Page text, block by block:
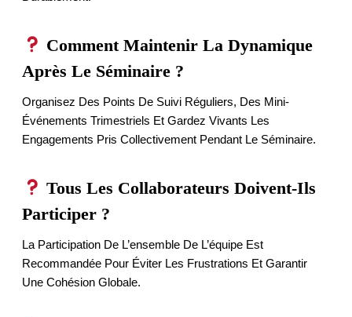
Comment Maintenir La Dynamique
Après Le Séminaire ?
Organisez Des Points De Suivi Réguliers, Des Mini-
Événements Trimestriels Et Gardez Vivants Les
Engagements Pris Collectivement Pendant Le Séminaire.
Tous Les Collaborateurs Doivent-Ils
Participer ?
La Participation De L’ensemble De L’équipe Est
Recommandée Pour Éviter Les Frustrations Et Garantir
Une Cohésion Globale.